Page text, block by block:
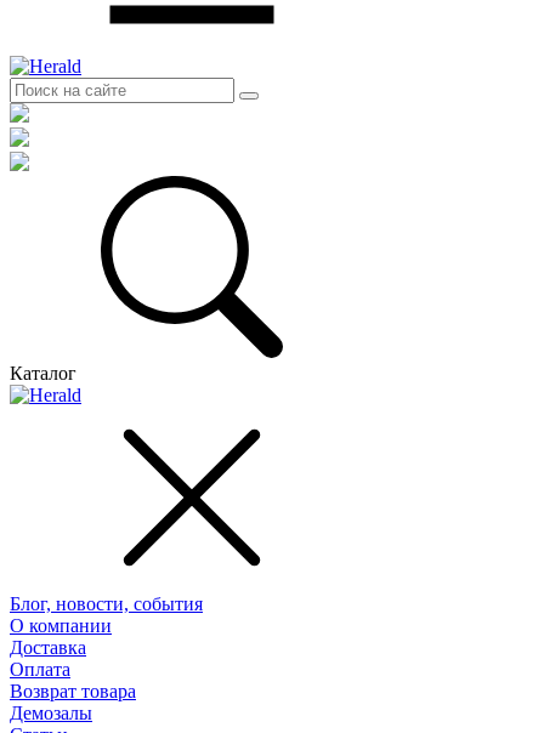
Каталог
Блог, новости, события
О компании
Доставка
Оплата
Возврат товара
Демозалы